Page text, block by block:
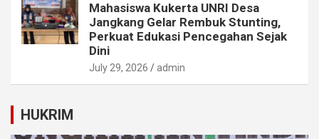
Mahasiswa Kukerta UNRI Desa
Jangkang Gelar Rembuk Stunting,
Perkuat Edukasi Pencegahan Sejak
Dini
July 29, 2026 admin
HUKRIM